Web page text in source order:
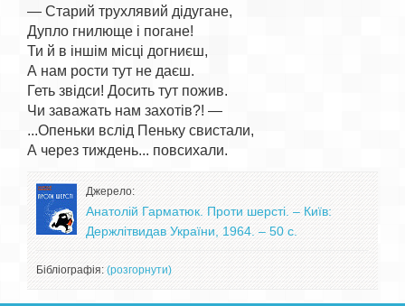
— Старий трухлявий дідугане,
Дупло гнилюще і погане!
Ти й в іншім місці догниєш,
А нам рости тут не даєш.
Геть звідси! Досить тут пожив.
Чи заважать нам захотів?! —
...Опеньки вслід Пеньку свистали,
Джерело:
Анатолій Гарматюк. Проти шерсті. – Київ:
Держлітвидав України, 1964. – 50 с.
Бібліографія: (розгорнути)